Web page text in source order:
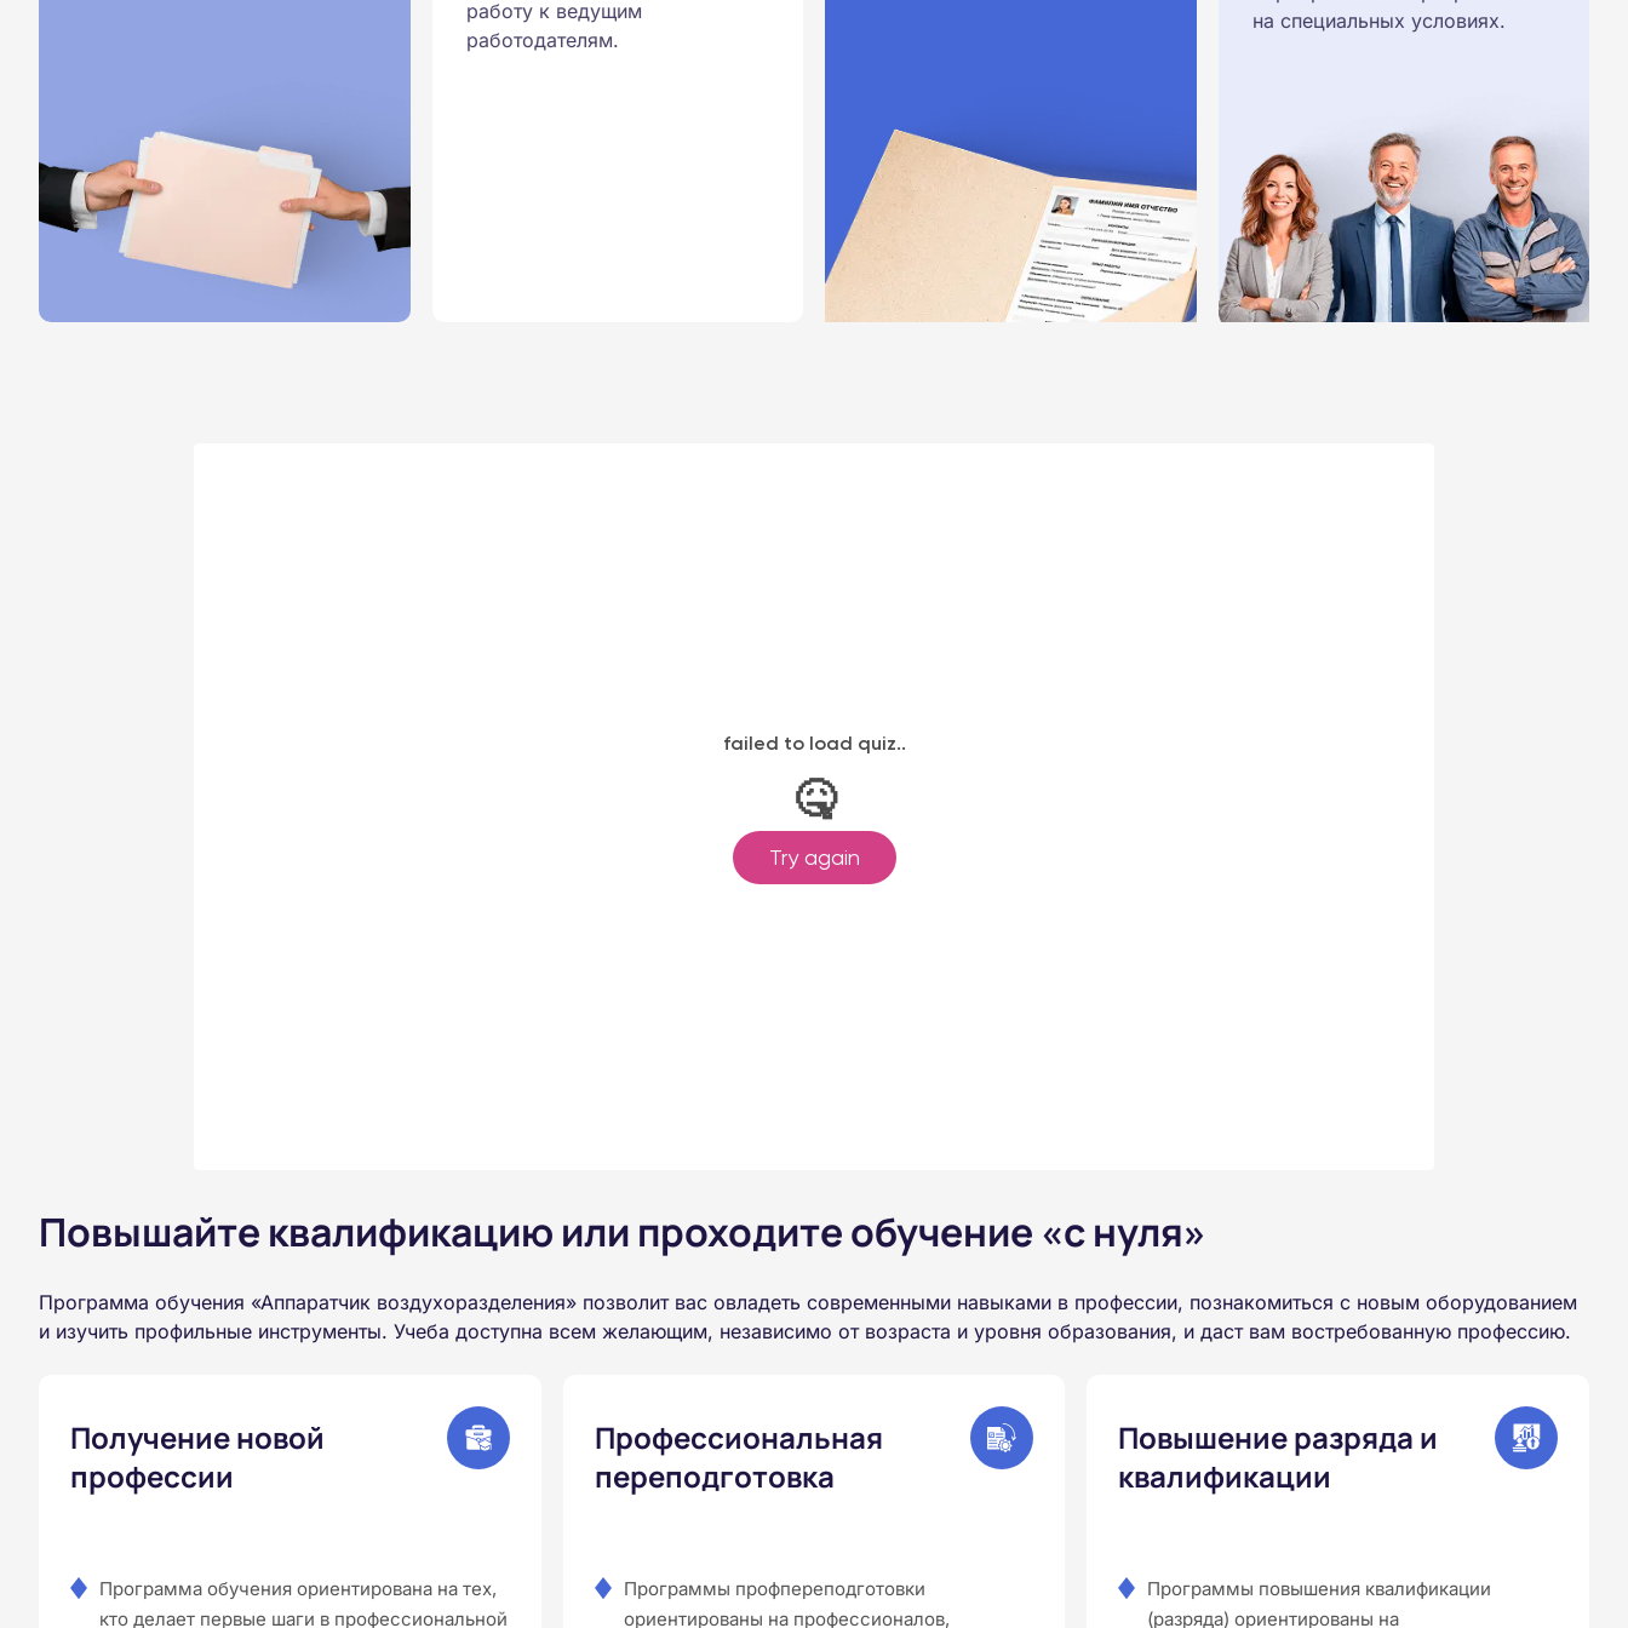
работу к ведущим
работодателям.
на специальных условиях.
Повышайте квалификацию или проходите обучение «с нуля»
Программа обучения «Аппаратчик воздухоразделения» позволит вас овладеть современными навыками в профессии, познакомиться с новым оборудованием
и изучить профильные инструменты. Учеба доступна всем желающим, независимо от возраста и уровня образования, и даст вам востребованную профессию.
Получение новой
профессии
Программа обучения ориентирована на тех,
кто делает первые шаги в профессиональной
Профессиональная
переподготовка
Программы профпереподготовки
ориентированы на профессионалов,
Повышение разряда и
квалификации
Программы повышения квалификации
(разряда) ориентированы на